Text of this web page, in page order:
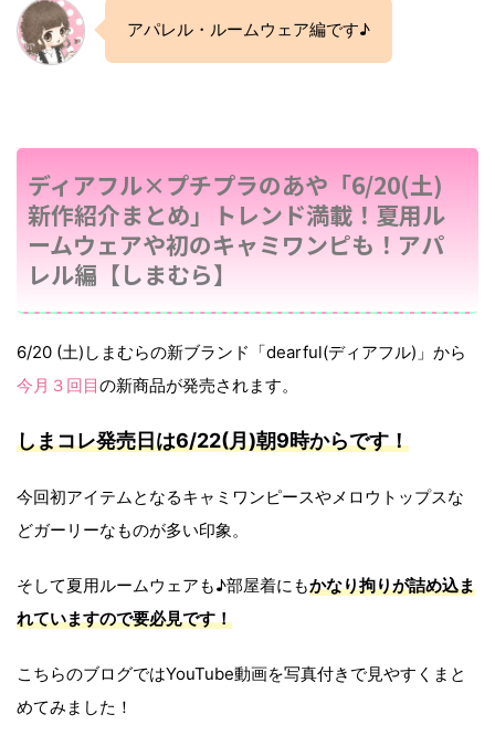
アパレル・ルームウェア編です♪
ディアフル×プチプラのあや「6/20(土)
新作紹介まとめ」トレンド満載！夏用ル
ームウェアや初のキャミワンピも！アパ
レル編【しまむら】
6/20 (土)しまむらの新ブランド「dearful(ディアフル)」から
今月３回目の新商品が発売されます。
しまコレ発売日は6/22(月)朝9時からです！
今回初アイテムとなるキャミワンピースやメロウトップスな
どガーリーなものが多い印象。
そして夏用ルームウェアも♪部屋着にもかなり拘りが詰め込ま
れていますので要必見です！
こちらのブログではYouTube動画を写真付きで見やすくまと
めてみました！